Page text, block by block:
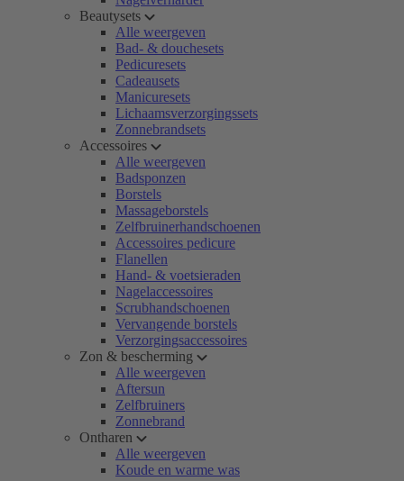
Beautysets
Alle weergeven
Bad- & douchesets
Pedicuresets
Cadeausets
Manicuresets
Lichaamsverzorgingssets
Zonnebrandsets
Accessoires
Alle weergeven
Badsponzen
Borstels
Massageborstels
Zelfbruinerhandschoenen
Accessoires pedicure
Flanellen
Hand- & voetsieraden
Nagelaccessoires
Scrubhandschoenen
Vervangende borstels
Verzorgingsaccessoires
Zon & bescherming
Alle weergeven
Aftersun
Zelfbruiners
Zonnebrand
Ontharen
Alle weergeven
Koude en warme was